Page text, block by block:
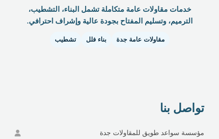
خدمات مقاولات عامة متكاملة تشمل البناء، التشطيب،
الترميم، وتسليم المفتاح بجودة عالية وإشراف احترافي.
مقاولات عامة جدة بناء فلل تشطيب
تواصل بنا
مؤسسة سواعد طويق للمقاولات جدة